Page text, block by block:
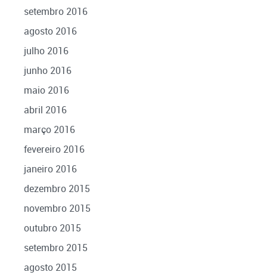
setembro 2016
agosto 2016
julho 2016
junho 2016
maio 2016
abril 2016
março 2016
fevereiro 2016
janeiro 2016
dezembro 2015
novembro 2015
outubro 2015
setembro 2015
agosto 2015